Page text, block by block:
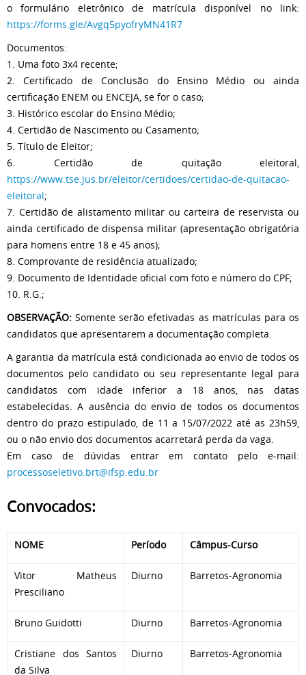
o formulário eletrônico de matrícula disponível no link:
https://forms.gle/Avgq5pyofryMN41R7
Documentos:
1. Uma foto 3x4 recente;
2. Certificado de Conclusão do Ensino Médio ou ainda
certificação ENEM ou ENCEJA, se for o caso;
3. Histórico escolar do Ensino Médio;
4. Certidão de Nascimento ou Casamento;
5. Título de Eleitor;
6. Certidão de quitação eleitoral,
https://www.tse.jus.br/eleitor/certidoes/certidao-de-quitacao-
eleitoral;
7. Certidão de alistamento militar ou carteira de reservista ou
ainda certificado de dispensa militar (apresentação obrigatória
para homens entre 18 e 45 anos);
8. Comprovante de residência atualizado;
9. Documento de Identidade oficial com foto e número do CPF;
10. R.G.;
OBSERVAÇÃO: Somente serão efetivadas as matrículas para os
candidatos que apresentarem a documentação completa.
A garantia da matrícula está condicionada ao envio de todos os
documentos pelo candidato ou seu representante legal para
candidatos com idade inferior a 18 anos, nas datas
estabelecidas. A ausência do envio de todos os documentos
dentro do prazo estipulado, de 11 a 15/07/2022 até as 23h59,
ou o não envio dos documentos acarretará perda da vaga.
Em caso de dúvidas entrar em contato pelo e-mail:
processoseletivo.brt@ifsp.edu.br
Convocados:
NOME Período Câmpus-Curso
Vitor Matheus
Presciliano
Diurno Barretos-Agronomia
Bruno Guidotti Diurno Barretos-Agronomia
Cristiane dos Santos
da Silva
Diurno Barretos-Agronomia